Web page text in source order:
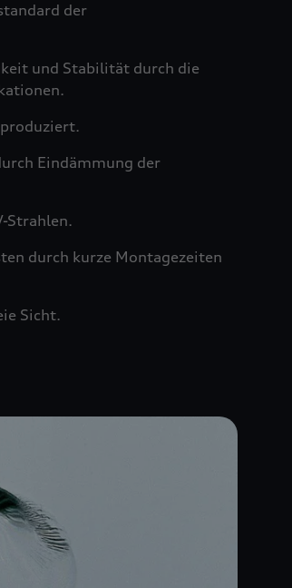
der
und Stabilität durch die
Eindämmung der
Strahlen.
durch kurze Montagezeiten
Sicht.